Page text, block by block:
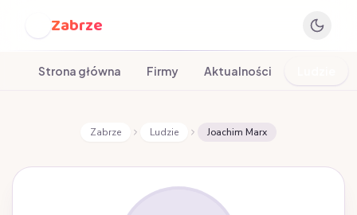
Zabrze
Strona główna Firmy Aktualności
Zabrze Ludzie Joachim Marx